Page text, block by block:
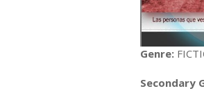
Genre:
Secondary